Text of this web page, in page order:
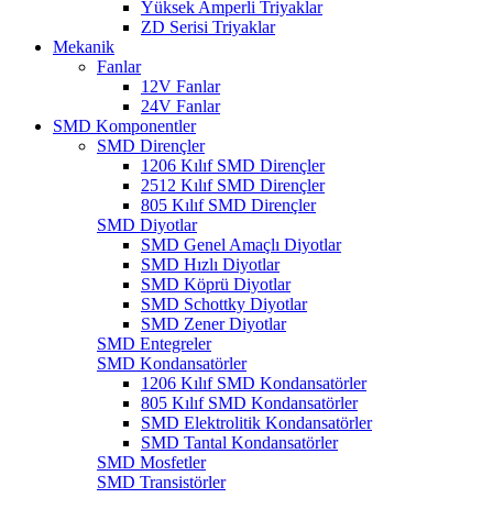
Yüksek Amperli Triyaklar
ZD Serisi Triyaklar
Mekanik
Fanlar
12V Fanlar
24V Fanlar
SMD Komponentler
SMD Dirençler
1206 Kılıf SMD Dirençler
2512 Kılıf SMD Dirençler
805 Kılıf SMD Dirençler
SMD Diyotlar
SMD Genel Amaçlı Diyotlar
SMD Hızlı Diyotlar
SMD Köprü Diyotlar
SMD Schottky Diyotlar
SMD Zener Diyotlar
SMD Entegreler
SMD Kondansatörler
1206 Kılıf SMD Kondansatörler
805 Kılıf SMD Kondansatörler
SMD Elektrolitik Kondansatörler
SMD Tantal Kondansatörler
SMD Mosfetler
SMD Transistörler